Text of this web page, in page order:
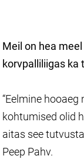
Meil on hea
korvpalliliigas ka
“Eelmine
kohtumised olid
aitas see
Peep Pahv.